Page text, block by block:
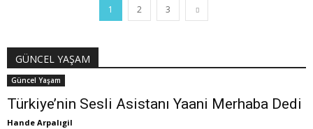
1 2 3
GÜNCEL YAŞAM
Güncel Yaşam
Türkiye’nin Sesli Asistanı Yaani Merhaba Dedi
Hande Arpalıgil